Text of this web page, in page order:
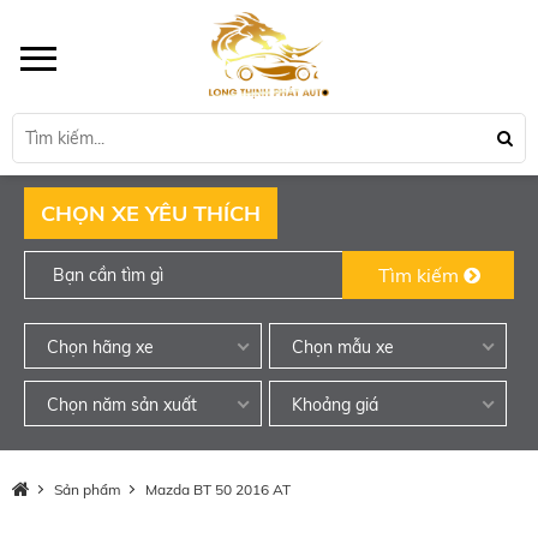
CHỌN XE YÊU THÍCH
Tìm kiếm
Chọn hãng xe Chọn mẫu xe
Chọn năm sản xuất Khoảng giá
Sản phẩm Mazda BT 50 2016 AT